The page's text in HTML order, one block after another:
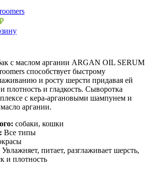
с маслом аргании ARGAN OIL SERUM
способствует быстрому
и росту шерсти придавая ей
плотность и гладкость. Сыворотка
с кера-аргановыми шампунем и
аргании.
собаки, кошки
Все типы
Увлажняет, питает, разглаживает шерсть,
и плотность